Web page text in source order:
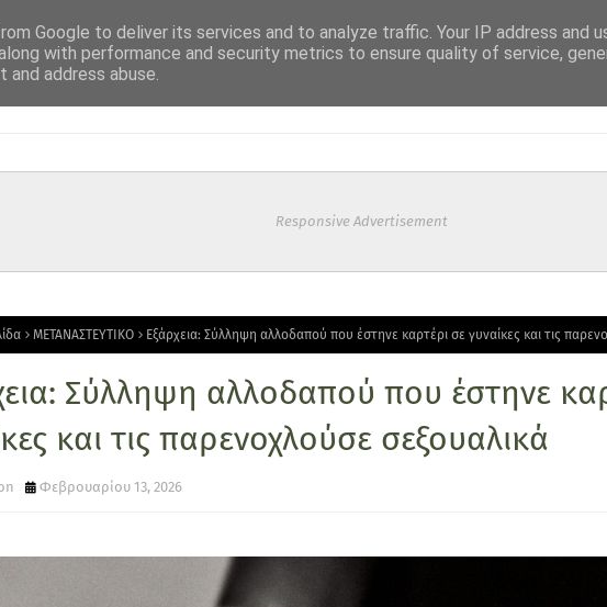
Responsive Advertisement
ΜΕΤΑΝΑΣΤΕΥΤΙΚΟ Εξάρχεια: Σύλληψη αλλοδαπού που έστηνε καρτέρι σε γυναίκες και τις
Σύλληψη αλλοδαπού που έστηνε
και τις παρενοχλούσε σεξουαλικά
Φεβρουαρίου 13, 2026
Google to deliver its services and to analyze traffic. Your IP address and
with performance and security metrics to ensure quality of service,
address abuse.